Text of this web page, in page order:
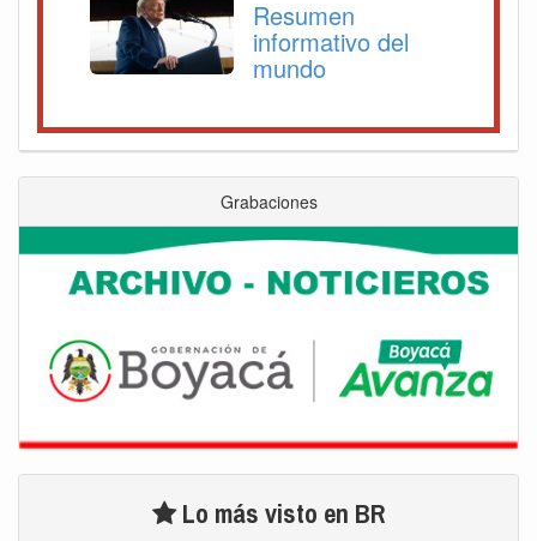
Resumen
informativo del
mundo
Grabaciones
Lo más visto en BR